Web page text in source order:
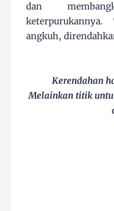
dan
angkuh,
Kerendahan
Melainkan titik